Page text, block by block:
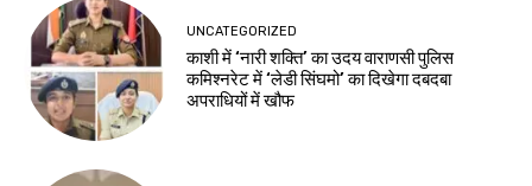
UNCATEGORIZED
काशी में ‘नारी शक्ति’ का उदय वाराणसी पुलिस
कमिश्नरेट में ‘लेडी सिंघमो’ का दिखेगा दबदबा
अपराधियों में खौफ